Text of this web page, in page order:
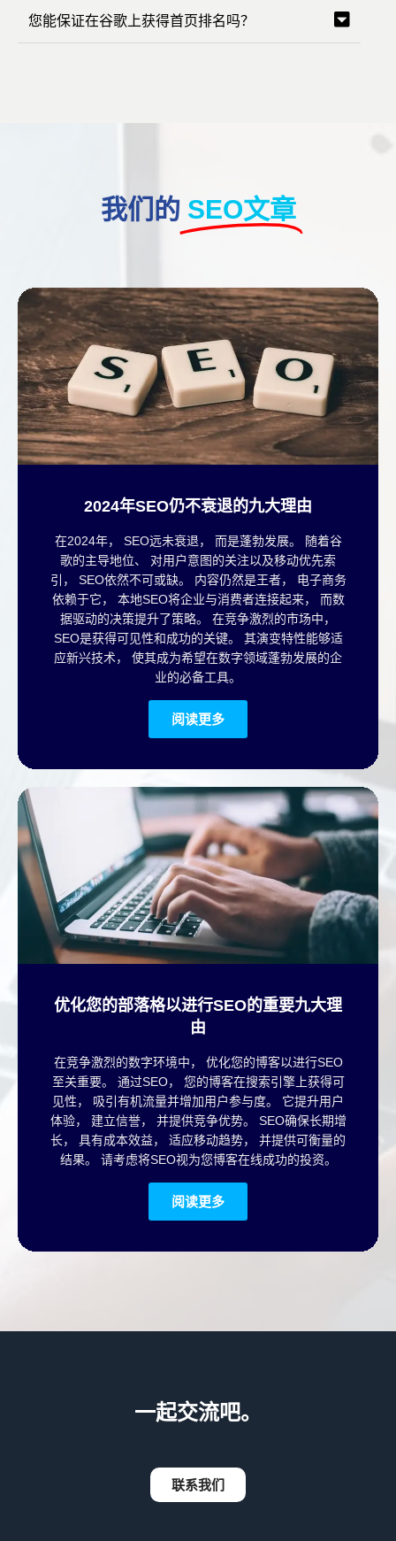
您能保证在谷歌上获得首页排名吗？
我们的 SEO文章
2024年SEO仍不衰退的九大理由
在2024年， SEO远未衰退， 而是蓬勃发展。 随着谷
歌的主导地位、 对用户意图的关注以及移动优先索
引， SEO依然不可或缺。 内容仍然是王者， 电子商务
依赖于它， 本地SEO将企业与消费者连接起来， 而数
据驱动的决策提升了策略。 在竞争激烈的市场中，
SEO是获得可见性和成功的关键。 其演变特性能够适
应新兴技术， 使其成为希望在数字领域蓬勃发展的企
业的必备工具。
阅读更多
优化您的部落格以进行SEO的重要九大理
由
在竞争激烈的数字环境中， 优化您的博客以进行SEO
至关重要。 通过SEO， 您的博客在搜索引擎上获得可
见性， 吸引有机流量并增加用户参与度。 它提升用户
体验， 建立信誉， 并提供竞争优势。 SEO确保长期增
长， 具有成本效益， 适应移动趋势， 并提供可衡量的
结果。 请考虑将SEO视为您博客在线成功的投资。
阅读更多
一起交流吧。
联系我们